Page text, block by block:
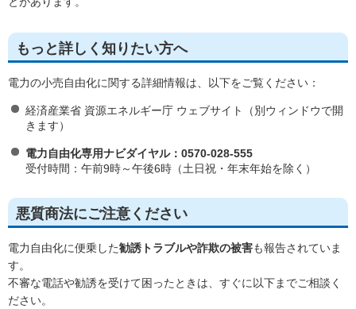
もっと詳しく知りたい方へ
電力の小売自由化に関する詳細情報は、以下をご覧ください：
経済産業省 資源エネルギー庁 ウェブサイト（別ウィンドウで開
きます）
電力自由化専用ナビダイヤル：0570-028-555
受付時間：午前9時～午後6時（土日祝・年末年始を除く）
悪質商法にご注意ください
電力自由化に便乗した勧誘トラブルや詐欺の被害も報告されていま
す。
不審な電話や勧誘を受けて困ったときは、すぐに以下までご相談く
ださい。